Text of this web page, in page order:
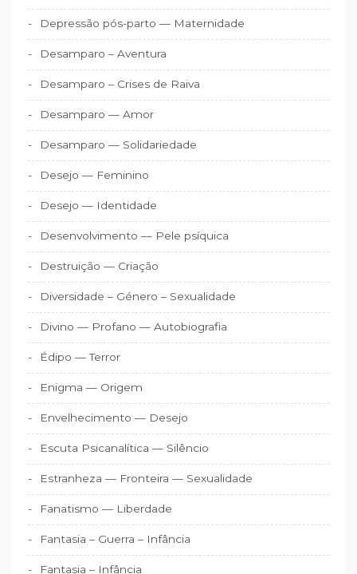
Depressão pós-parto — Maternidade
Desamparo – Aventura
Desamparo – Crises de Raiva
Desamparo — Amor
Desamparo — Solidariedade
Desejo — Feminino
Desejo — Identidade
Desenvolvimento — Pele psíquica
Destruição — Criação
Diversidade – Género – Sexualidade
Divino — Profano — Autobiografia
Édipo — Terror
Enigma — Origem
Envelhecimento — Desejo
Escuta Psicanalítica — Silêncio
Estranheza — Fronteira — Sexualidade
Fanatismo — Liberdade
Fantasia – Guerra – Infância
Fantasia – Infância